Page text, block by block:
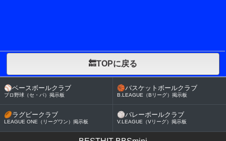
🔙TOPに戻る
⚾ベースボールクラブ
プロ野球（セ・パ）掲示板
🏀バスケットボールクラブ
B.LEAGUE（Bリーグ）掲示板
🏉ラグビークラブ
LEAGUE ONE（リーグワン）掲示板
🏐バレーボールクラブ
V.LEAGUE（Vリーグ）掲示板